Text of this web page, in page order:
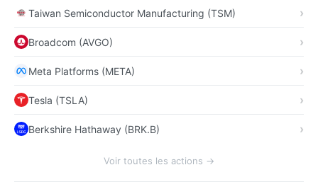
Taiwan Semiconductor Manufacturing (TSM)
Broadcom (AVGO)
Meta Platforms (META)
Tesla (TSLA)
Berkshire Hathaway (BRK.B)
Voir toutes les actions →